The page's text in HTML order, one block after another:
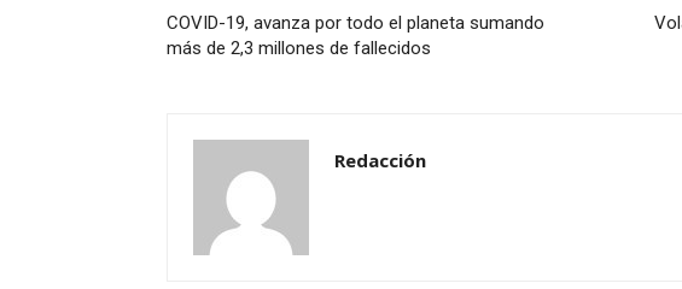
COVID-19, avanza por todo el planeta sumando
más de 2,3 millones de fallecidos
Redacción